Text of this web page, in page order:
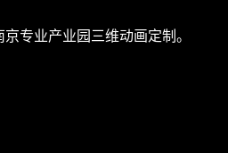
专业产业园三维动画定制。